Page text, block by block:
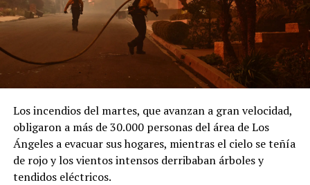
Los incendios del martes, que avanzan a gran velocidad,
obligaron a más de 30.000 personas del área de Los
Ángeles a evacuar sus hogares, mientras el cielo se teñía
de rojo y los vientos intensos derribaban árboles y
tendidos eléctricos.